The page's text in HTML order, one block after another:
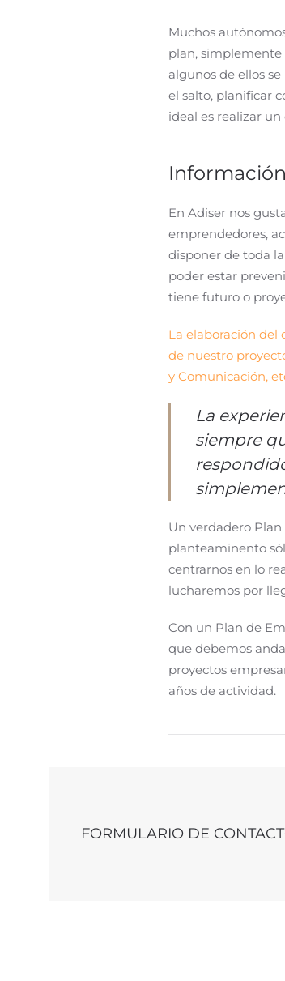
Muchos
plan, simplemente
algunos de ellos
el salto, planificar
ideal es realizar
En Adiser nos
emprendedores,
disponer de toda
poder estar
tiene futuro o
La elaboración del
de nuestro
y Comunicación,
La
siempre
Un verdadero
planteaminento
centrarnos en lo
lucharemos por
Con un Plan de
que debemos
proyectos
años de actividad.
FORMULARIO DE